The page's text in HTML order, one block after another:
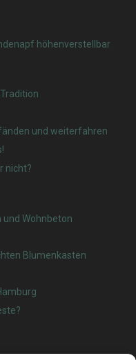
höhenverstellbar
und weiterfahren
nicht?
und Wohnbeton
Blumenkasten